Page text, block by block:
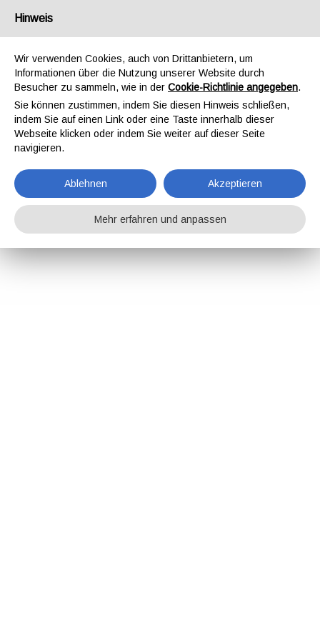
Hinweis
Wir verwenden Cookies, auch von Drittanbietern, um
Informationen über die Nutzung unserer Website durch
Besucher zu sammeln, wie in der Cookie-Richtlinie angegeben.
Sie können zustimmen, indem Sie diesen Hinweis schließen,
indem Sie auf einen Link oder eine Taste innerhalb dieser
Webseite klicken oder indem Sie weiter auf dieser Seite
navigieren.
Ablehnen Akzeptieren
Mehr erfahren und anpassen